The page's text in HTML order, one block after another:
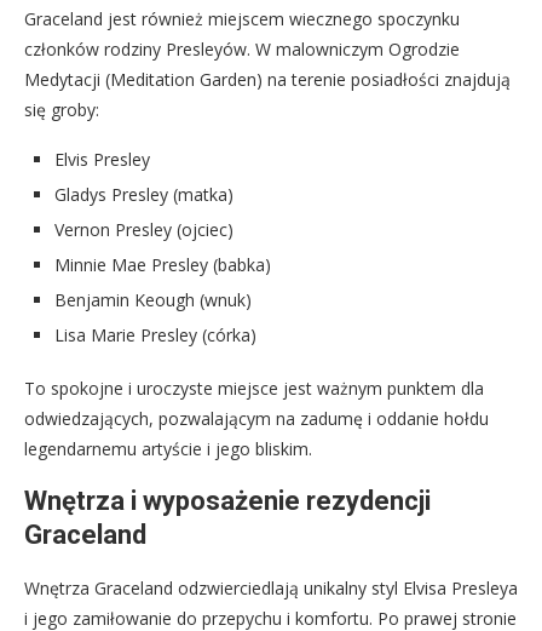
Graceland jest również miejscem wiecznego spoczynku
członków rodziny Presleyów. W malowniczym Ogrodzie
Medytacji (Meditation Garden) na terenie posiadłości znajdują
się groby:
Elvis Presley
Gladys Presley (matka)
Vernon Presley (ojciec)
Minnie Mae Presley (babka)
Benjamin Keough (wnuk)
Lisa Marie Presley (córka)
To spokojne i uroczyste miejsce jest ważnym punktem dla
odwiedzających, pozwalającym na zadumę i oddanie hołdu
legendarnemu artyście i jego bliskim.
Wnętrza i wyposażenie rezydencji
Graceland
Wnętrza Graceland odzwierciedlają unikalny styl Elvisa Presleya
i jego zamiłowanie do przepychu i komfortu. Po prawej stronie